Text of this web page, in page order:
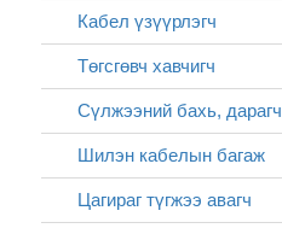
Кабел үзүүрлэгч
Төгсгөвч хавчигч
Сүлжээний бахь, дарагч
Шилэн кабелын багаж
Цагираг түгжээ авагч